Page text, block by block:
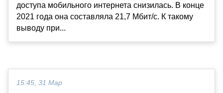
доступа мобильного интернета снизилась. В конце
2021 года она составляла 21,7 Мбит/c. К такому
выводу при...
15:45, 31 Мар